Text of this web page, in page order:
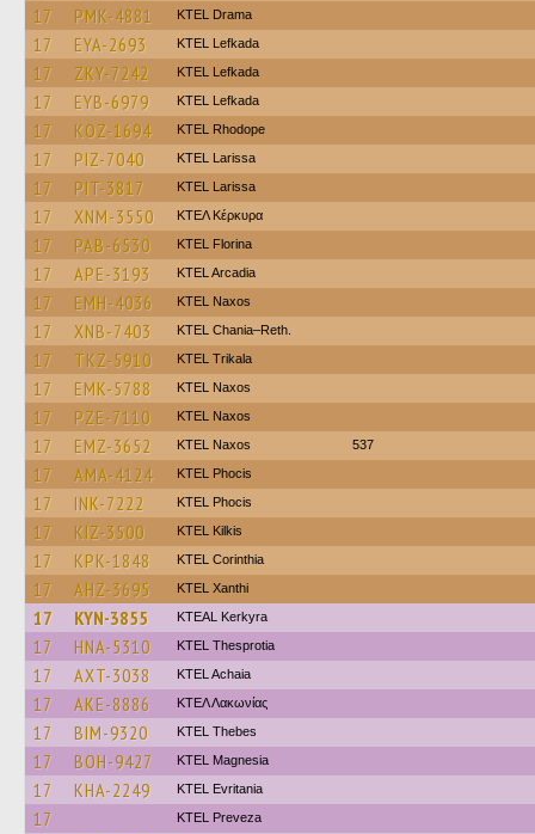
17 PMK-4881 KTEL Drama
17 EYA-2693 KTEL Lefkada
17 ZKY-7242 KTEL Lefkada
17 EYB-6979 KTEL Lefkada
17 KOZ-1694 KTEL Rhodope
17 PIZ-7040 KTEL Larissa
17 PIT-3817 KTEL Larissa
17 XNM-3550 ΚΤΕΛ Κέρκυρα
17 PAB-6530 KTEL Florina
17 APE-3193 KTEL Arcadia
17 EMH-4036 KTEL Naxos
17 XNB-7403 KTEL Chania–Reth.
17 TKZ-5910 ΚΤΕL Τrikala
17 EMK-5788 KTEL Naxos
17 PZE-7110 KTEL Naxos
17 EMZ-3652 KTEL Naxos 537
17 AMA-4124 ΚΤΕL Phocis
17 INK-7222 ΚΤΕL Phocis
17 KIZ-3500 KTEL Kilkis
17 KPK-1848 KTEL Corinthia
17 AHZ-3695 KTEL Xanthi
17 KYN-3855 KTEAL Kerkyra
17 HNA-5310 KTEL Thesprotia
17 AXT-3038 KTEL Achaia
17 AKE-8886 ΚΤΕΛ Λακωνίας
17 BIM-9320 KTEL Thebes
17 BOH-9427 ΚΤΕL Magnesia
17 KHA-2249 ΚΤΕL Evritania
17 KTEL Preveza